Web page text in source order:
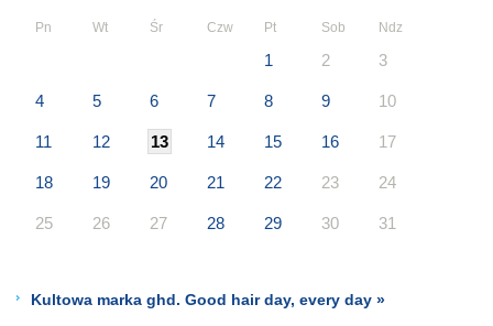
Pn Wt Śr Czw Pt Sob Ndz
1 2 3
4 5 6 7 8 9 10
11 12 13 14 15 16 17
18 19 20 21 22 23 24
25 26 27 28 29 30 31
Kultowa marka ghd. Good hair day, every day »